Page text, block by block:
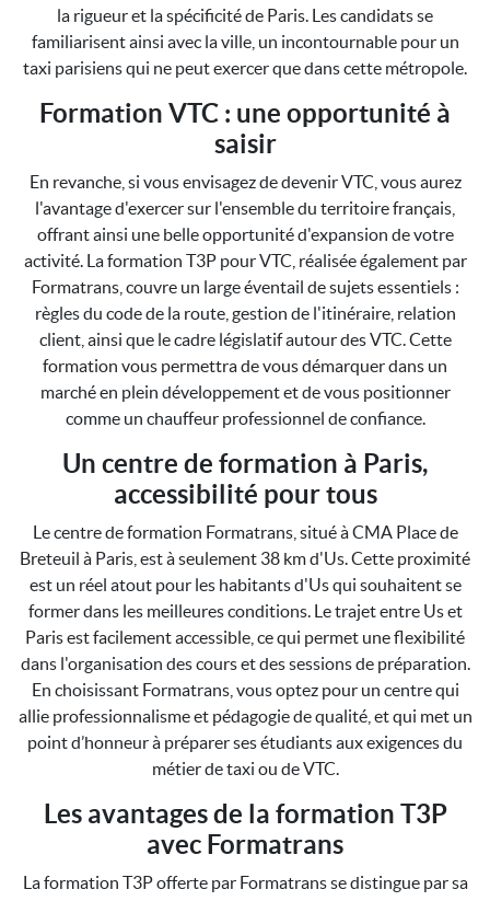
la rigueur et la spécificité de Paris. Les candidats se
familiarisent ainsi avec la ville, un incontournable pour un
taxi parisiens qui ne peut exercer que dans cette métropole.
Formation VTC : une opportunité à
saisir
En revanche, si vous envisagez de devenir VTC, vous aurez
l'avantage d'exercer sur l'ensemble du territoire français,
offrant ainsi une belle opportunité d'expansion de votre
activité. La formation T3P pour VTC, réalisée également par
Formatrans, couvre un large éventail de sujets essentiels :
règles du code de la route, gestion de l'itinéraire, relation
client, ainsi que le cadre législatif autour des VTC. Cette
formation vous permettra de vous démarquer dans un
marché en plein développement et de vous positionner
comme un chauffeur professionnel de confiance.
Un centre de formation à Paris,
accessibilité pour tous
Le centre de formation Formatrans, situé à CMA Place de
Breteuil à Paris, est à seulement 38 km d'Us. Cette proximité
est un réel atout pour les habitants d'Us qui souhaitent se
former dans les meilleures conditions. Le trajet entre Us et
Paris est facilement accessible, ce qui permet une flexibilité
dans l'organisation des cours et des sessions de préparation.
En choisissant Formatrans, vous optez pour un centre qui
allie professionnalisme et pédagogie de qualité, et qui met un
point d’honneur à préparer ses étudiants aux exigences du
métier de taxi ou de VTC.
Les avantages de la formation T3P
avec Formatrans
La formation T3P offerte par Formatrans se distingue par sa